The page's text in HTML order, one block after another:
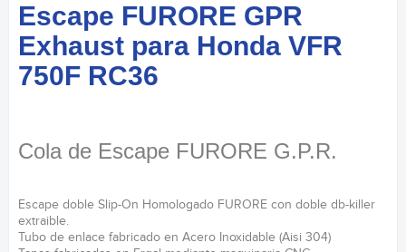
Escape FURORE GPR
Exhaust para Honda VFR
750F RC36
Cola de Escape FURORE G.P.R.
Escape doble Slip-On Homologado FURORE con doble db-killer
extraible.
Tubo de enlace fabricado en Acero Inoxidable (Aisi 304)